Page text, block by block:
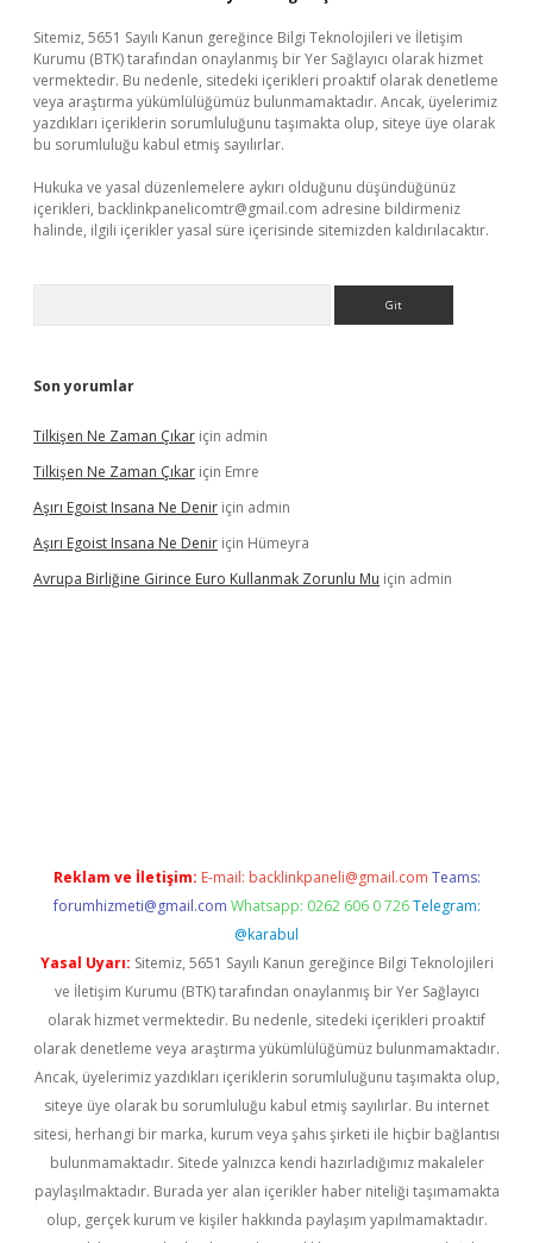
Sitemiz, 5651 Sayılı Kanun gereğince Bilgi Teknolojileri ve İletişim
Kurumu (BTK) tarafından onaylanmış bir Yer Sağlayıcı olarak hizmet
vermektedir. Bu nedenle, sitedeki içerikleri proaktif olarak denetleme
veya araştırma yükümlülüğümüz bulunmamaktadır. Ancak, üyelerimiz
yazdıkları içeriklerin sorumluluğunu taşımakta olup, siteye üye olarak
bu sorumluluğu kabul etmiş sayılırlar.
Hukuka ve yasal düzenlemelere aykırı olduğunu düşündüğünüz
içerikleri, backlinkpanelicomtr@gmail.com adresine bildirmeniz
halinde, ilgili içerikler yasal süre içerisinde sitemizden kaldırılacaktır.
Son yorumlar
Tilkişen Ne Zaman Çıkar için admin
Tilkişen Ne Zaman Çıkar için Emre
Aşırı Egoist Insana Ne Denir için admin
Aşırı Egoist Insana Ne Denir için Hümeyra
Avrupa Birliğine Girince Euro Kullanmak Zorunlu Mu için admin
Reklam ve İletişim: E-mail: backlinkpaneli@gmail.com Teams:
forumhizmeti@gmail.com Whatsapp: 0262 606 0 726 Telegram:
@karabul
Yasal Uyarı: Sitemiz, 5651 Sayılı Kanun gereğince Bilgi Teknolojileri
ve İletişim Kurumu (BTK) tarafından onaylanmış bir Yer Sağlayıcı
olarak hizmet vermektedir. Bu nedenle, sitedeki içerikleri proaktif
olarak denetleme veya araştırma yükümlülüğümüz bulunmamaktadır.
Ancak, üyelerimiz yazdıkları içeriklerin sorumluluğunu taşımakta olup,
siteye üye olarak bu sorumluluğu kabul etmiş sayılırlar. Bu internet
sitesi, herhangi bir marka, kurum veya şahıs şirketi ile hiçbir bağlantısı
bulunmamaktadır. Sitede yalnızca kendi hazırladığımız makaleler
paylaşılmaktadır. Burada yer alan içerikler haber niteliği taşımamakta
olup, gerçek kurum ve kişiler hakkında paylaşım yapılmamaktadır.